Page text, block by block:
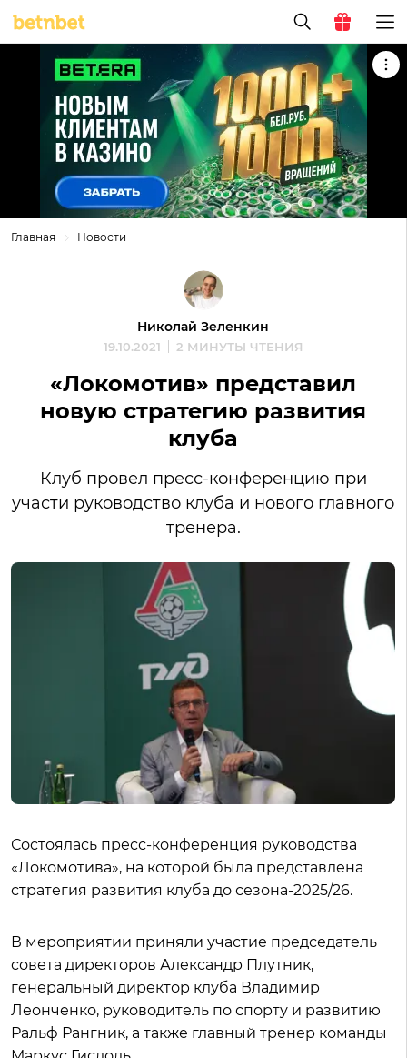
Главная Новости
Николай Зеленкин
19.10.2021 2 МИНУТЫ ЧТЕНИЯ
«Локомотив» представил
новую стратегию развития
клуба
Клуб провел пресс-конференцию при
участи руководство клуба и нового главного
тренера.
Состоялась пресс-конференция руководства
«Локомотива», на которой была представлена
стратегия развития клуба до сезона-2025/26.
В мероприятии приняли участие председатель
совета директоров Александр Плутник,
генеральный директор клуба Владимир
Леонченко, руководитель по спорту и развитию
Ральф Рангник, а также главный тренер команды